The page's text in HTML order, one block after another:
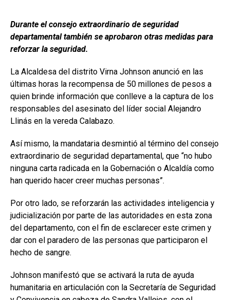
Durante el consejo extraordinario de seguridad
departamental también se aprobaron otras medidas para
reforzar la seguridad.
La Alcaldesa del distrito Virna Johnson anunció en las
últimas horas la recompensa de 50 millones de pesos a
quien brinde información que conlleve a la captura de los
responsables del asesinato del líder social Alejandro
Llinás en la vereda Calabazo.
Así mismo, la mandataria desmintió al término del consejo
extraordinario de seguridad departamental, que “no hubo
ninguna carta radicada en la Gobernación o Alcaldía como
han querido hacer creer muchas personas”.
Por otro lado, se reforzarán las actividades inteligencia y
judicialización por parte de las autoridades en esta zona
del departamento, con el fin de esclarecer este crimen y
dar con el paradero de las personas que participaron el
hecho de sangre.
Johnson manifestó que se activará la ruta de ayuda
humanitaria en articulación con la Secretaría de Seguridad